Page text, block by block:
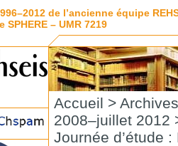
de l’ancienne équipe
SPHERE – UMR 7219
Accueil > Archives
2008–juillet 2012
Journée d’étude